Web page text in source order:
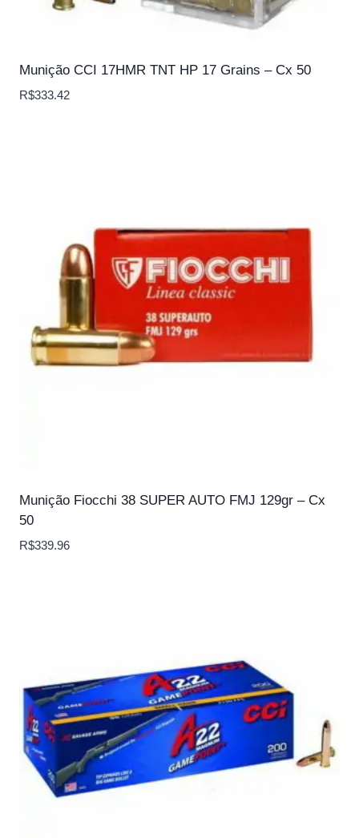
Munição CCI 17HMR TNT HP 17 Grains – Cx 50
R$333.42
Munição Fiocchi 38 SUPER AUTO FMJ 129gr – Cx
50
R$339.96